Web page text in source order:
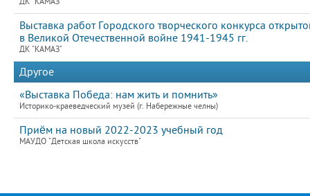
Выставка работ Городского творческого конкурса
в Великой Отечественной войне 1941-1945 гг.
ДК "КАМАЗ"
Другое
«Выставка Победа: нам жить и помнить»
Историко-краеведческий музей (г. Набережные челны)
Приём на новый 2022-2023 учебный год
МАУДО "Детская школа искусств"